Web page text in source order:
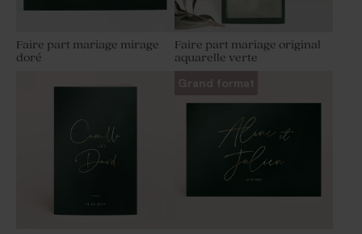
Faire part mariage mirage
doré
Faire part mariage original
aquarelle verte
Grand format